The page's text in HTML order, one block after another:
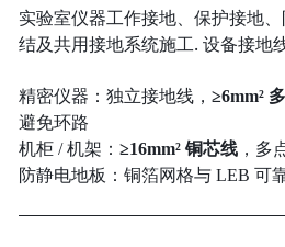
实验室仪器工作接地、保护接地
结及共用接地系统施工. 设备接地
精密仪器：独立接地线， ≥6mm²
避免环路
机柜 / 机架： ≥16mm² 铜芯线，多
防静电地板：铜箔网格与 LEB 可